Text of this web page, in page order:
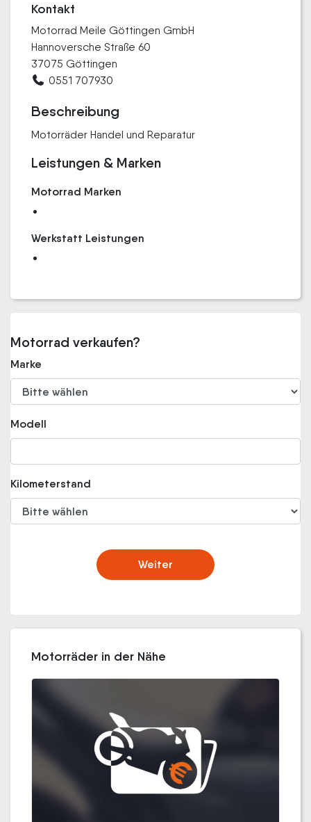
Kontakt
Motorrad Meile Göttingen GmbH
Hannoversche Straße 60
37075 Göttingen
0551 707930
Beschreibung
Motorräder Handel und Reparatur
Leistungen & Marken
Motorrad Marken
Werkstatt Leistungen
Motorrad verkaufen?
Marke
Modell
Kilometerstand
Weiter
Motorräder in der Nähe